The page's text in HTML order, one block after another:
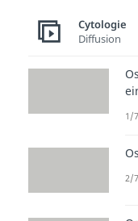
Cytologie
Diffusion
1/
2/